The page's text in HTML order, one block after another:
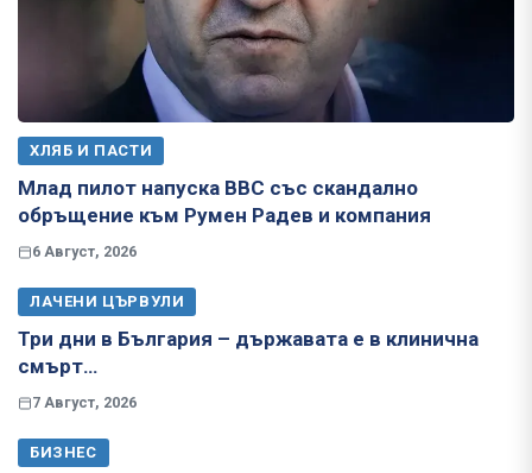
ХЛЯБ И ПАСТИ
Млад пилот напуска ВВС със скандално
обръщение към Румен Радев и компания
6 Август, 2026
ЛАЧЕНИ ЦЪРВУЛИ
Три дни в България – държавата е в клинична
смърт…
7 Август, 2026
БИЗНЕС